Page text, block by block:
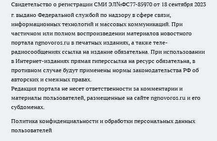
Свидетельство о регистрации СМИ ЭЛ№ФС77-85970 от 18 сентября 2023
г. выдано Федеральной службой по надзору в сфере связи,
информационных технологий и массовых коммуникаций. При
частичном или полном воспроизведении материалов новостного
портала ngnovoros.ru в печатных изданиях, а также теле-
радиосообщениях ссылка на издание обязательна. При использовании
в Интернет-изданиях прямая гиперссылка на ресурс обязательна, в
противном случае будут применены нормы законодательства РФ об
авторских и смежных правах.
Редакция портала не несет ответственности за комментарии и
материалы пользователей, размещенные на сайте ngnovoros.ru и его
субдоменах.
Политика конфиденциальности и обработки персональных данных
пользователей